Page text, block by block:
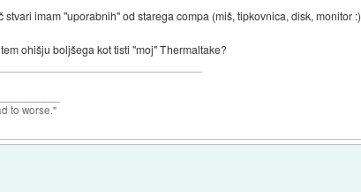
imam "uporabnih" od starega compa (miš, tipkovnica, disk, monitor :)
ohišju boljšega kot tisti "moj" Thermaltake?
to worse."